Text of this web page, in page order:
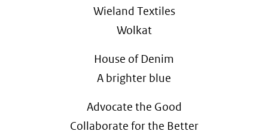
Wieland Textiles
Wolkat
House of Denim
A brighter blue
Advocate the Good
Collaborate for the Better